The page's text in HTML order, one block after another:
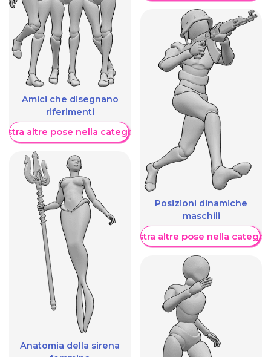
Amici che disegnano
riferimenti
altre pose nella categoria
Anatomia della sirena
Posizioni dinamiche
maschili
Mostra altre pose nella